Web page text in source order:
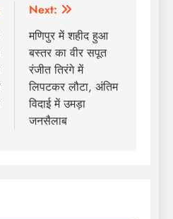
Next:
मणिपुर में शहीद हुआ
बस्तर का वीर सपूत
रंजीत तिरंगे में
लिपटकर लौटा, अंतिम
विदाई में उमड़ा
जनसैलाब